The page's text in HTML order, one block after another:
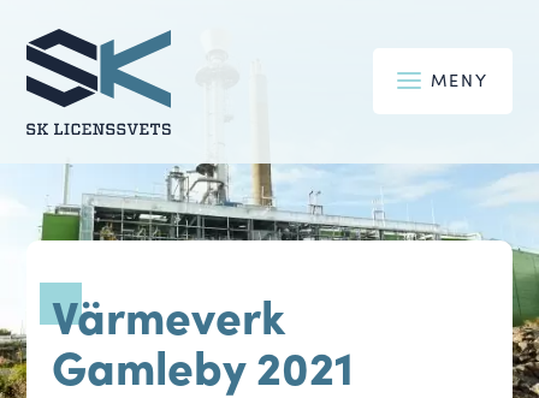
MENY
Värmeverk
Gamleby 2021